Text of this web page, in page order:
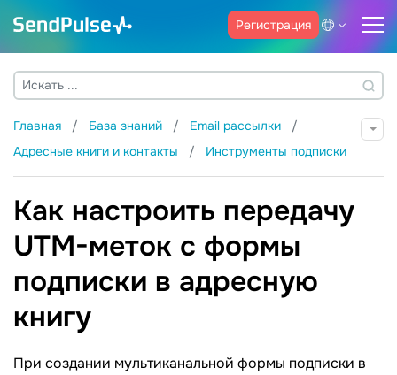
Регистрация
Главная База знаний
Email рассылки
Адресные книги и контакты
Инструменты подписки
Как настроить передачу
UTM-меток с формы
подписки в адресную
книгу
При создании мультиканальной формы подписки в